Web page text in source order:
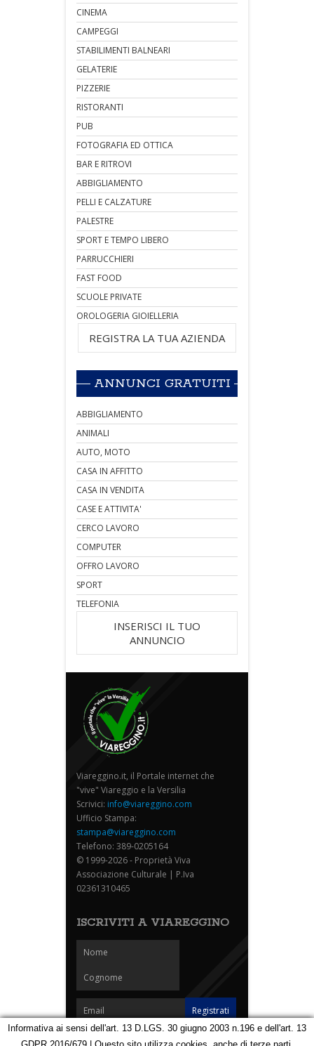
CINEMA
CAMPEGGI
STABILIMENTI BALNEARI
GELATERIE
PIZZERIE
RISTORANTI
PUB
FOTOGRAFIA ED OTTICA
BAR E RITROVI
ABBIGLIAMENTO
PELLI E CALZATURE
PALESTRE
SPORT E TEMPO LIBERO
PARRUCCHIERI
FAST FOOD
SCUOLE PRIVATE
OROLOGERIA GIOIELLERIA
REGISTRA LA TUA AZIENDA
ANNUNCI GRATUITI
ABBIGLIAMENTO
ANIMALI
AUTO, MOTO
CASA IN AFFITTO
CASA IN VENDITA
CASE E ATTIVITA'
CERCO LAVORO
COMPUTER
OFFRO LAVORO
SPORT
TELEFONIA
INSERISCI IL TUO
ANNUNCIO
Viareggino.it, il Portale internet che
"vive" Viareggio e la Versilia
Scrivici: info@viareggino.com
Ufficio Stampa:
stampa@viareggino.com
Telefono: 389-0205164
© 1999-2026 - Proprietà Viva
Associazione Culturale | P.Iva
02361310465
ISCRIVITI A VIAREGGINO
Informativa ai sensi dell'art. 13 D.LGS. 30 giugno 2003 n.196 e dell'art. 13